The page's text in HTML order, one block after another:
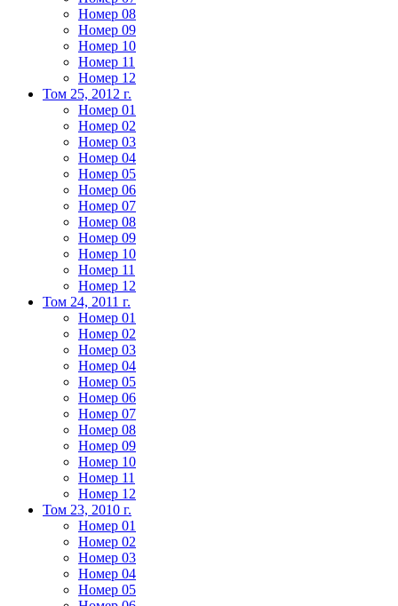
Номер 08
Номер 09
Номер 10
Номер 11
Номер 12
Том 25, 2012 г.
Номер 01
Номер 02
Номер 03
Номер 04
Номер 05
Номер 06
Номер 07
Номер 08
Номер 09
Номер 10
Номер 11
Номер 12
Том 24, 2011 г.
Номер 01
Номер 02
Номер 03
Номер 04
Номер 05
Номер 06
Номер 07
Номер 08
Номер 09
Номер 10
Номер 11
Номер 12
Том 23, 2010 г.
Номер 01
Номер 02
Номер 03
Номер 04
Номер 05